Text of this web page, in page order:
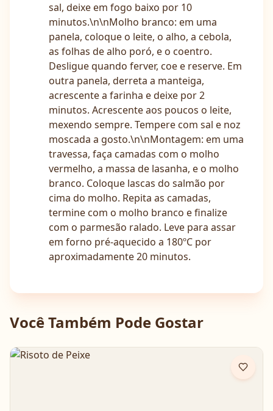
sal, deixe em fogo baixo por 10
minutos.\n\nMolho branco: em uma
panela, coloque o leite, o alho, a cebola,
as folhas de alho poró, e o coentro.
Desligue quando ferver, coe e reserve. Em
outra panela, derreta a manteiga,
acrescente a farinha e deixe por 2
minutos. Acrescente aos poucos o leite,
mexendo sempre. Tempere com sal e noz
moscada a gosto.\n\nMontagem: em uma
travessa, faça camadas com o molho
vermelho, a massa de lasanha, e o molho
branco. Coloque lascas do salmão por
cima do molho. Repita as camadas,
termine com o molho branco e finalize
com o parmesão ralado. Leve para assar
em forno pré-aquecido a 180ºC por
aproximadamente 20 minutos.
Você Também Pode Gostar